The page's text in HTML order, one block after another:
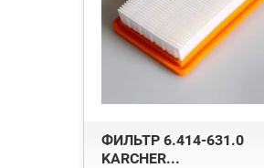
ФИЛЬТР 6.414-631.0
KARCHER...